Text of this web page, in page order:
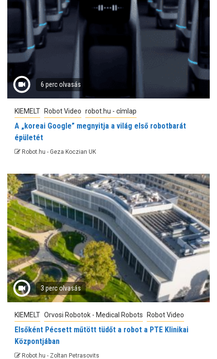
6 perc olvasás
KIEMELT Robot Video robot.hu - címlap
A „koreai Google” megnyitja a világ első robotbarát
épületét
Robot.hu - Geza Koczian UK
3 perc olvasás
KIEMELT Orvosi Robotok - Medical Robots Robot Video
Elsőként Pécsett műtött tüdőt a robot a PTE Klinikai
Központjában
Robot.hu - Zoltan Petrasovits